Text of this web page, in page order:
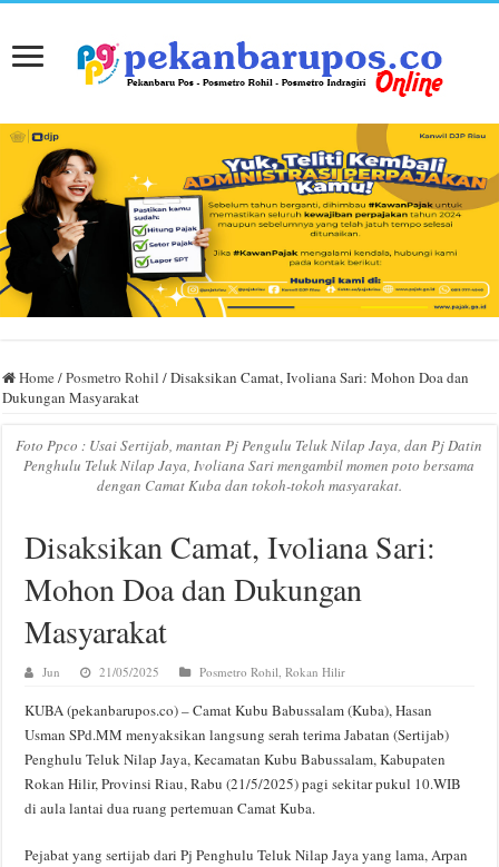
Home /Posmetro Rohil /Disaksikan Camat, Ivoliana Sari: Mohon Doa dan
Dukungan Masyarakat
Foto Ppco : Usai Sertijab, mantan Pj Pengulu Teluk Nilap Jaya, dan Pj Datin
Penghulu Teluk Nilap Jaya, Ivoliana Sari mengambil momen poto bersama
dengan Camat Kuba dan tokoh-tokoh masyarakat.
Disaksikan Camat, Ivoliana Sari:
Mohon Doa dan Dukungan
Masyarakat
Jun 21/05/2025 Posmetro Rohil ,Rokan Hilir
KUBA (pekanbarupos.co) – Camat Kubu Babussalam (Kuba), Hasan
Usman SPd.MM menyaksikan langsung serah terima Jabatan (Sertijab)
Penghulu Teluk Nilap Jaya, Kecamatan Kubu Babussalam, Kabupaten
Rokan Hilir, Provinsi Riau, Rabu (21/5/2025) pagi sekitar pukul 10.WIB
di aula lantai dua ruang pertemuan Camat Kuba.
Pejabat yang sertijab dari Pj Penghulu Teluk Nilap Jaya yang lama, Arpan